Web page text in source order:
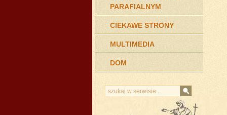
PARAFIALNYM
CIEKAWE STRONY
MULTIMEDIA
DOM